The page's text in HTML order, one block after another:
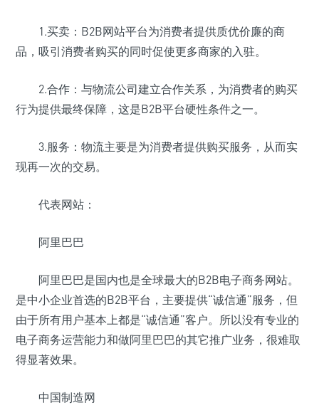
1.买卖：B2B网站平台为消费者提供质优价廉的商
品，吸引消费者购买的同时促使更多商家的入驻。
2.合作：与物流公司建立合作关系，为消费者的购买
行为提供最终保障，这是B2B平台硬性条件之一。
3.服务：物流主要是为消费者提供购买服务，从而实
现再一次的交易。
代表网站：
阿里巴巴
阿里巴巴是国内也是全球最大的B2B电子商务网站。
是中小企业首选的B2B平台，主要提供“诚信通”服务，但
由于所有用户基本上都是“诚信通”客户。所以没有专业的
电子商务运营能力和做阿里巴巴的其它推广业务，很难取
得显著效果。
中国制造网